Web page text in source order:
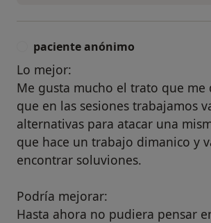
paciente anónimo
Lo mejor:
Me gusta mucho el trato que me
que en las sesiones trabajamos
alternativas para atacar una
que hace un trabajo dimanico y
encontrar soluviones.
Podría mejorar:
Hasta ahora no pudiera pensar